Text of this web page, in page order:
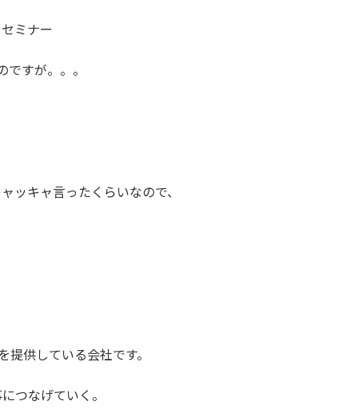
ミナー
すが。。。
ッキャ言ったくらいなので、
供している会社です。
つなげていく。